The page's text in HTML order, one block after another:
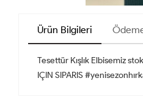
Ürün Bilgileri
Tesettür Kışlık Elbisemiz
IÇIN SIPARIS